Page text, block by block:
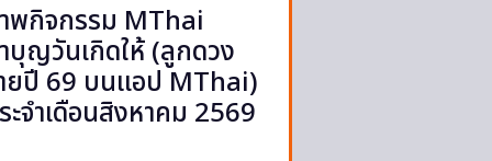
พกิจกรรม MThai
บุญวันเกิดให้ (ลูกดวง
ยปี 69 บนแอป MThai)
ะจำเดือนสิงหาคม 2569